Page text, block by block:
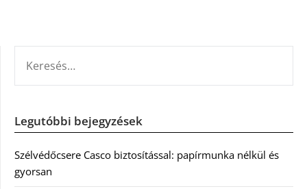
Legutóbbi bejegyzések
Szélvédőcsere Casco biztosítással: papírmunka nélkül és
gyorsan